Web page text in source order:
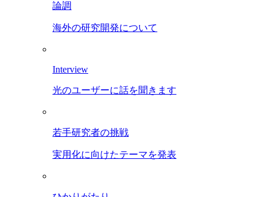
論調
海外の研究開発について
Interview
光のユーザーに話を聞きます
若手研究者の挑戦
実用化に向けたテーマを発表